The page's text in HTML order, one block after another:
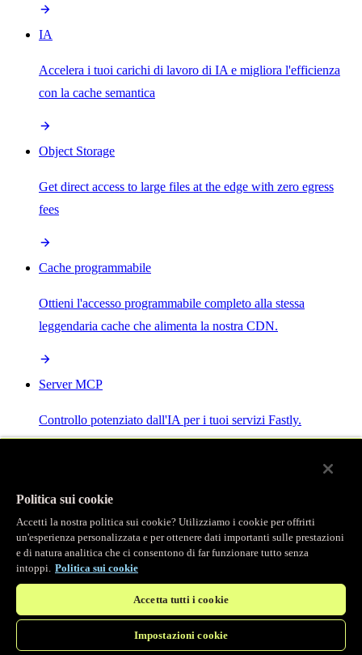
IA
Accelera i tuoi carichi di lavoro di IA e migliora l'efficienza
con la cache semantica
Object Storage
Get direct access to large files at the edge with zero egress
fees
Cache programmabile
Ottieni l'accesso programmabile completo alla stessa
leggendaria cache che alimenta la nostra CDN.
Server MCP
Controllo potenziato dall'IA per i tuoi servizi Fastly.
Main menu
/ Prodotti
Osservabilità
Logging in tempo reale
Politica sui cookie
Accetti la nostra politica sui cookie? Utilizziamo i cookie per offrirti
un'esperienza personalizzata e per ottenere dati importanti sulle prestazioni
e di natura analitica che ci consentono di far funzionare tutto senza
intoppi. Politica sui cookie
Accetta tutti i cookie
Impostazioni cookie